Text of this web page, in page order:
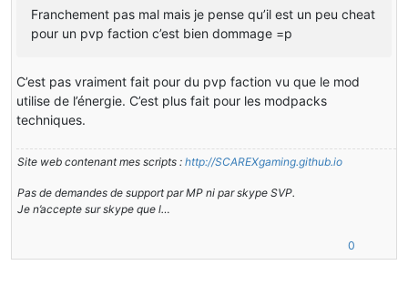
Franchement pas mal mais je pense qu’il est un peu cheat
pour un pvp faction c’est bien dommage =p
C’est pas vraiment fait pour du pvp faction vu que le mod
utilise de l’énergie. C’est plus fait pour les modpacks
techniques.
Site web contenant mes scripts : http://SCAREXgaming.github.io
Pas de demandes de support par MP ni par skype SVP.
Je n’accepte sur skype que l…
0